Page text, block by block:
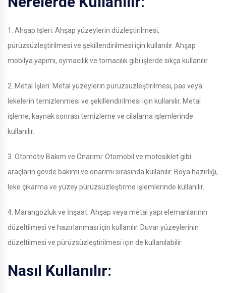
1. Ahşap İşleri: Ahşap yüzeylerin düzleştirilmesi,
pürüzsüzleştirilmesi ve şekillendirilmesi için kullanılır. Ahşap
mobilya yapımı, oymacılık ve tornacılık gibi işlerde sıkça kullanılır.
2. Metal İşleri: Metal yüzeylerin pürüzsüzleştirilmesi, pas veya
lekelerin temizlenmesi ve şekillendirilmesi için kullanılır. Metal
işleme, kaynak sonrası temizleme ve cilalama işlemlerinde
kullanılır.
3. Otomotiv Bakım ve Onarımı: Otomobil ve motosiklet gibi
araçların gövde bakımı ve onarımı sırasında kullanılır. Boya hazırlığı,
leke çıkarma ve yüzey pürüzsüzleştirme işlemlerinde kullanılır.
4. Marangozluk ve İnşaat: Ahşap veya metal yapı elemanlarının
düzeltilmesi ve hazırlanması için kullanılır. Duvar yüzeylerinin
düzeltilmesi ve pürüzsüzleştirilmesi için de kullanılabilir.
Nasıl Kullanılır: